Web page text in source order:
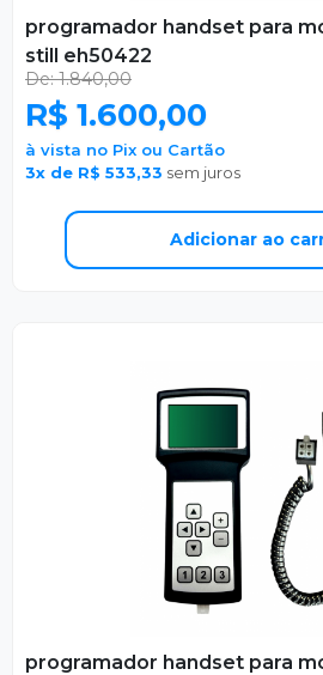
programador handset para
still eh50422
De: 1.840,00
R$ 1.600,00
à vista no Pix ou Cartão
3x de R$ 533,33 sem juros
Adicionar ao
programador handset para